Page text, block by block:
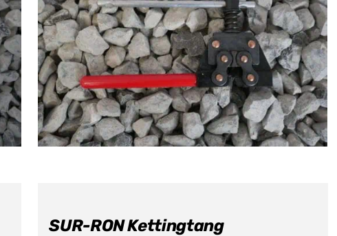
SUR-RON Kettingtang